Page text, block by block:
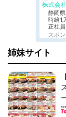
株式会
静岡
時給
正社
スポ
姉妹サイト